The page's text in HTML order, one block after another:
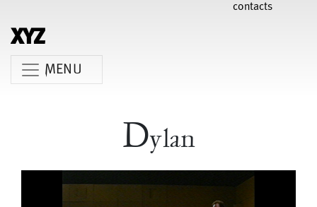
contacts
MENU
Carlotta Sagna Catherine Rees
Claudia Triozzi
Dylan
Cinq interprètes.
Ils ont en commun une expérience respectable de la scène et ont
collaboré fréquemment à mes petites tentatives ; souvent aux